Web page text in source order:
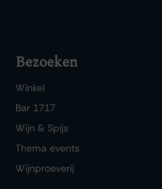
Bezoeken
Winkel
Bar 1717
Wijn & Spijs
Thema events
Wijnproeverij